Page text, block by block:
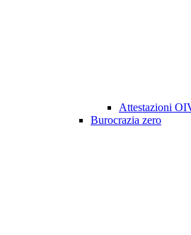
Attestazioni
Burocrazia zero